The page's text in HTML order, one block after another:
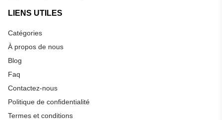
LIENS UTILES
Catégories
À propos de nous
Blog
Faq
Contactez-nous
Politique de confidentialité
Termes et conditions